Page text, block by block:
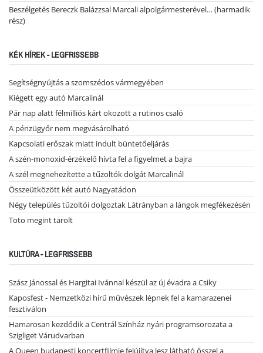
Beszélgetés Bereczk Balázzsal Marcali alpolgármesterével… (harmadik
rész)
KÉK HÍREK - LEGFRISSEBB
Segítségnyújtás a szomszédos vármegyében
Kiégett egy autó Marcalinál
Pár nap alatt félmilliós kárt okozott a rutinos csaló
A pénzügyőr nem megvásárolható
Kapcsolati erőszak miatt indult büntetőeljárás
A szén-monoxid-érzékelő hívta fel a figyelmet a bajra
A szél megnehezítette a tűzoltók dolgát Marcalinál
Összeütközött két autó Nagyatádon
Négy település tűzoltói dolgoztak Látrányban a lángok megfékezésén
Toto megint tarolt
KULTÚRA - LEGFRISSEBB
Szász Jánossal és Hargitai Ivánnal készül az új évadra a Csiky
Kaposfest - Nemzetközi hírű művészek lépnek fel a kamarazenei
fesztiválon
Hamarosan kezdődik a Centrál Színház nyári programsorozata a
Szigliget Várudvarban
A Queen budapesti koncertfilmje felújítva lesz látható ősszel a